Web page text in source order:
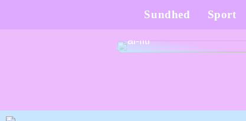
Sundhed Sport
al-fitr